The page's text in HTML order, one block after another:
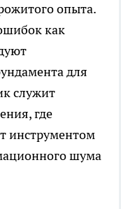
опыта.
как
для
служит
где
инструментом
шума